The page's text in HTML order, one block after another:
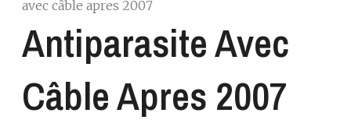
avec câble apres 2007
Antiparasite Avec
Câble Apres 2007